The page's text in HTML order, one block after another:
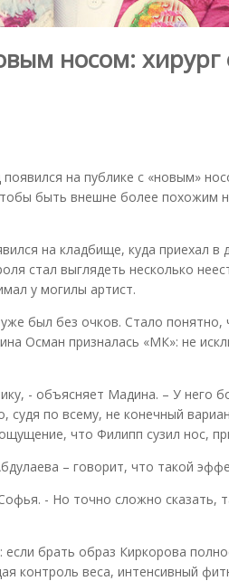
носом: хирург
на публике с «новым»
быть внешне более похожим
на кладбище, куда приехал
стал выглядеть несколько
у могилы артист.
был без очков. Стало
Осман призналась «МК»: не
- объясняет Мадина. – У него
по всему, не конечный
что Филипп сузил нос,
– говорит, что такой
- Но точно сложно сказать,
брать образ Киркорова
контроль веса, интенсивный